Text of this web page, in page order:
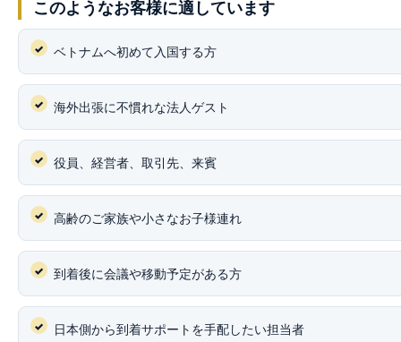
このようなお客様に適しています
ベトナムへ初めて入国する方
海外出張に不慣れな法人ゲスト
役員、経営者、取引先、来賓
高齢のご家族や小さなお子様連れ
到着後に会議や移動予定がある方
日本側から到着サポートを手配したい担当者